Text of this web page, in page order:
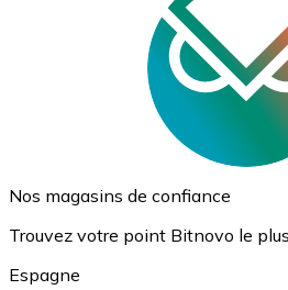
Nos magasins de confiance
Trouvez votre point Bitnovo le
Espagne